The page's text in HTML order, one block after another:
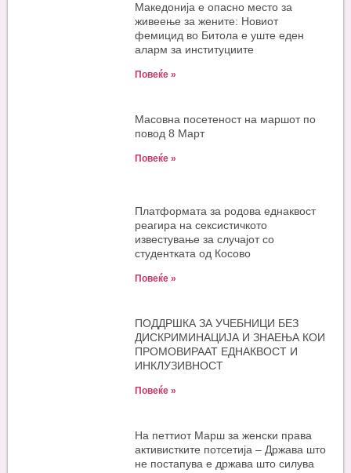
Македонија е опасно место за
живеење за жените: Новиот
фемицид во Битола е уште еден
аларм за институциите
Повеќе »
Масовна посетеност на маршот по
повод 8 Март
Повеќе »
Платформата за родова еднаквост
реагира на сексистичкото
известување за случајот со
студентката од Косово
Повеќе »
ПОДДРШКА ЗА УЧЕБНИЦИ БЕЗ
ДИСКРИМИНАЦИЈА И ЗНАЕЊА КОИ
ПРОМОВИРААТ ЕДНАКВОСТ И
ИНКЛУЗИВНОСТ
Повеќе »
На петтиот Марш за женски права
активистките потсетија – Држава што
не постапува е држава што силува